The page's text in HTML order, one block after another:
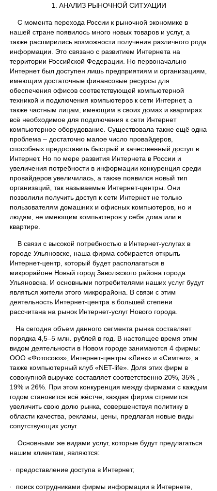
1. АНАЛИЗ РЫНОЧНОЙ СИТУАЦИИ
С момента перехода России к рыночной экономике в
нашей стране появилось много новых товаров и услуг, а
также расширились возможности получения различного рода
информации. Это связано с развитием Интернета на
территории Российской Федерации. Но первоначально
Интернет был доступен лишь предприятиям и организациям,
имеющим достаточные финансовые ресурсы для
обеспечения офисов соответствующей компьютерной
техникой и подключения компьютеров к сети Интернет, а
также частным лицам, имеющим в своих домах и квартирах
всё необходимое для подключения к сети Интернет
компьютерное оборудование. Существовала также ещё одна
проблема – достаточно малое число провайдеров,
способных предоставить быстрый и качественный доступ в
Интернет. Но по мере развития Интернета в России и
увеличения потребности в информации конкуренция среди
провайдеров увеличилась, а также появился новый тип
организаций, так называемые Интернет-центры. Они
позволили получить доступ к сети Интернет не только
пользователям домашних и офисных компьютеров, но и
людям, не имеющим компьютеров у себя дома или в
квартире.
В связи с высокой потребностью в Интернет-услугах в
городе Ульяновске, наша фирма собирается открыть
Интернет-центр, который будет располагаться в
микрорайоне Новый город Заволжского района города
Ульяновска. И основными потребителями наших услуг будут
являться жители этого микрорайона. В связи с этим
деятельность Интернет-центра в большей степени
рассчитана на рынок Интернет-услуг Нового города.
На сегодня объем данного сегмента рынка составляет
порядка 4,5–5 млн. рублей в год. В настоящее время этим
видом деятельности в Новом городе занимаются 4 фирмы:
ООО «Фотосоюз», Интернет-центры «Линк» и «Симтел», а
также компьютерный клуб «NET-life». Доля этих фирм в
совокупной выручке составляет соответственно 20%, 35% ,
19% и 26%. При этом конкуренция между фирмами с каждым
годом становится всё жёстче, каждая фирма стремится
увеличить свою долю рынка, совершенствуя политику в
области качества, рекламы, цены, предлагая новые виды
сопутствующих услуг.
Основными же видами услуг, которые будут предлагаться
нашим клиентам, являются:
· предоставление доступа в Интернет;
· поиск сотрудниками фирмы информации в Интернете,